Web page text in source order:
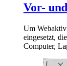
Vor-
Um
eingesetzt,
Computer,